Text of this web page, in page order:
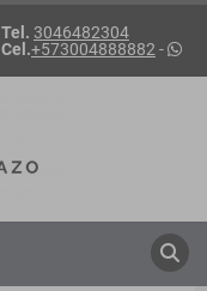
Tel. 3046482304
Cel.+573004888882 -